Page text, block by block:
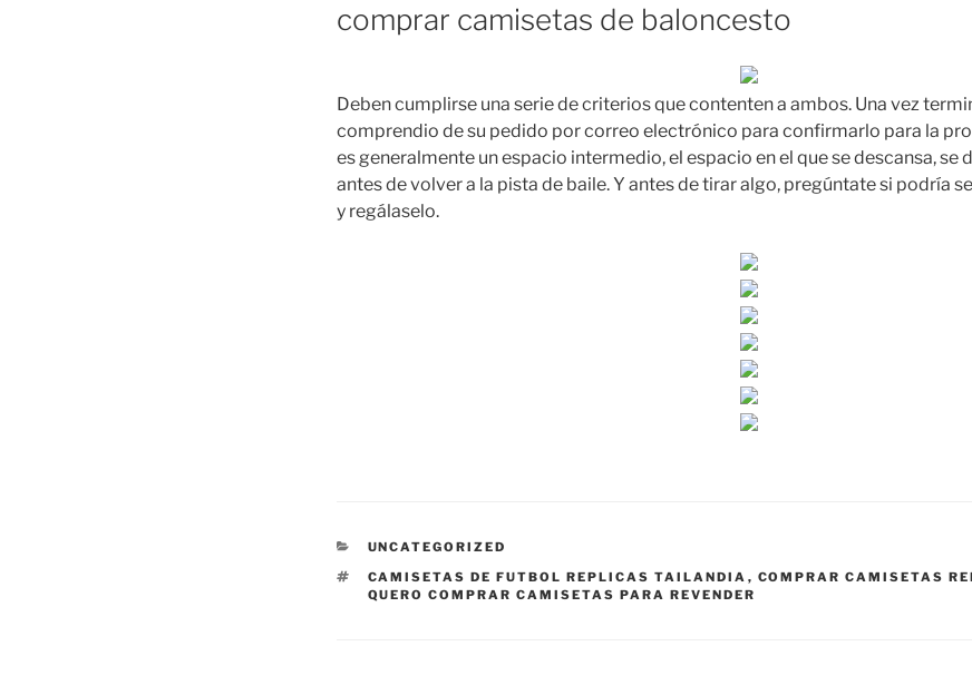
comprar camisetas de baloncesto
Deben cumplirse una serie de criterios que contenten a ambos. Una vez
comprendio de su pedido por correo electrónico para confirmarlo para la
es generalmente un espacio intermedio, el espacio en el que se descansa, se
antes de volver a la pista de baile. Y antes de tirar algo, pregúntate si podría
y regálaselo.
CATEGORÍAS
UNCATEGORIZED
ETIQUETAS
CAMISETAS DE FUTBOL REPLICAS TAILANDIA , COMPRAR CAMISETAS
QUERO COMPRAR CAMISETAS PARA REVENDER